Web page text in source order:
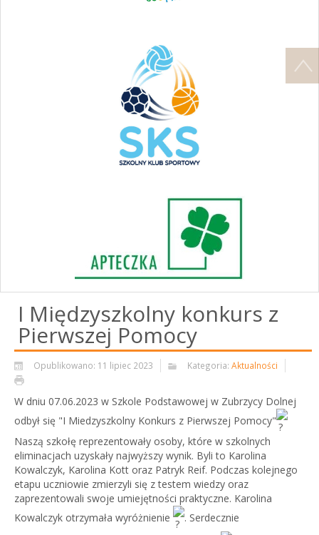
I Międzyszkolny konkurs z
Pierwszej Pomocy
Opublikowano: 11 lipiec 2023 Kategoria: Aktualności
W dniu 07.06.2023 w Szkole Podstawowej w Zubrzycy Dolnej
odbył się "I Miedzyszkolny Konkurs z Pierwszej Pomocy"
Naszą szkołę reprezentowały osoby, które w szkolnych
eliminacjach uzyskały najwyższy wynik. Byli to Karolina
Kowalczyk, Karolina Kott oraz Patryk Reif. Podczas kolejnego
etapu uczniowie zmierzyli się z testem wiedzy oraz
zaprezentowali swoje umiejętności praktyczne. Karolina
Kowalczyk otrzymała wyróżnienie
. Serdecznie